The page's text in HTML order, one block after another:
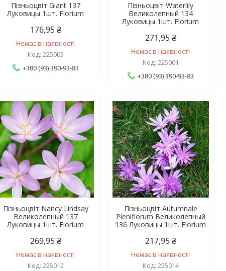
Пізньоцвіт Giant 137
Луковицы 1шт. Florium
176,95 ₴
Немає в наявності
225003
+380 (93) 390-93-83
Пізньоцвіт Waterlily
Великолепный 134
Луковицы 1шт. Florium
271,95 ₴
Немає в наявності
225001
+380 (93) 390-93-83
Пізньоцвіт Nancy Lindsay
Великолепный 137
Луковицы 1шт. Florium
269,95 ₴
Немає в наявності
225012
Пізньоцвіт Autumnale
Pleniflorum Великолепный
136 Луковицы 1шт. Florium
217,95 ₴
Немає в наявності
225014